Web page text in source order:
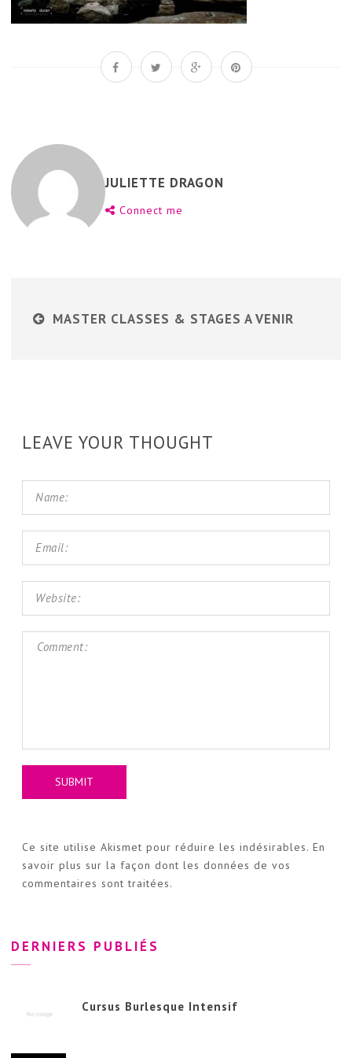
JULIETTE DRAGON
Connect me
MASTER CLASSES & STAGES A VENIR
LEAVE YOUR THOUGHT
Ce site utilise Akismet pour réduire les indésirables. En
savoir plus sur la façon dont les données de vos
commentaires sont traitées.
DERNIERS PUBLIÉS
Cursus Burlesque Intensif